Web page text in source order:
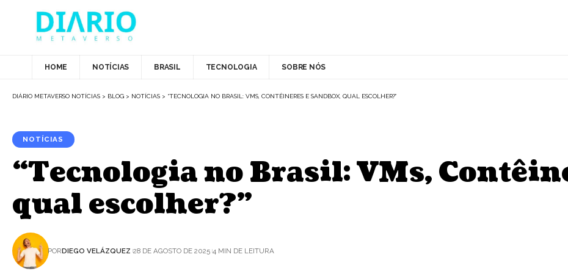
HOME NOTÍCIAS BRASIL TECNOLOGIA SOBRE NÓS
DIÁRIO METAVERSO NOTÍCIAS > BLOG > NOTÍCIAS > “TECNOLOGIA NO BRASIL: VMS, CONTÊINERES E SANDBOX, QUAL ESCOLHER?”
NOTÍCIAS
“Tecnologia no Brasil: VMs,
qual escolher?”
PORDIEGO VELÁZQUEZ 28 DE AGOSTO DE 2025 4 MIN DE LEITURA